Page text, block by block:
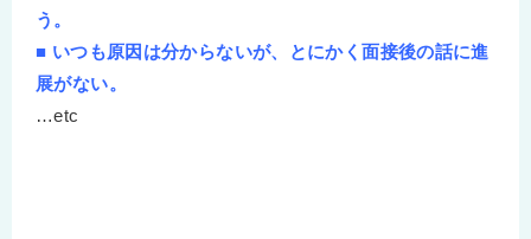
う。
■ いつも原因は分からないが、とにかく面接後の話に進
展がない。
…etc